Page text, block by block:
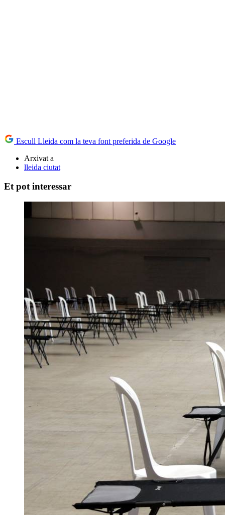
Escull Lleida com la teva font preferida de Google
Arxivat a
lleida ciutat
Et pot interessar